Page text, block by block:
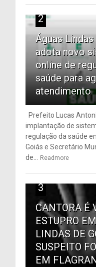
2
Águas
adota novo
online de
saúde para
atendimento
Prefeito Lucas
implantação de
regulação da saúde
Goiás e Secretário
de...
Readmore
3
CANTORA É
ESTUPRO
LINDAS DE
SUSPEITO
EM